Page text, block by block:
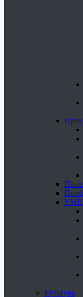
Культура